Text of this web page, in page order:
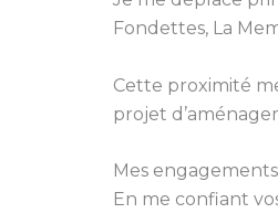
Fondettes, La
Cette proximité
projet
Mes
En me confiant